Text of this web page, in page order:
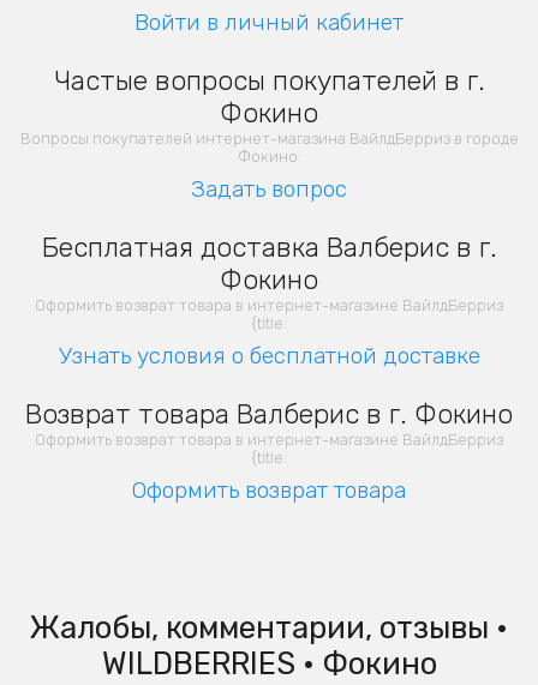
Войти в личный кабинет
Частые вопросы покупателей в г.
Фокино
Вопросы покупателей интернет-магазина ВайлдБерриз в городе
Фокино:
Задать вопрос
Бесплатная доставка Валберис в г.
Фокино
Оформить возврат товара в интернет-магазине ВайлдБерриз
{title:
Узнать условия о бесплатной доставке
Возврат товара Валберис в г. Фокино
Оформить возврат товара в интернет-магазине ВайлдБерриз
{title:
Оформить возврат товара
Жалобы, комментарии, отзывы •
WILDBERRIES • Фокино